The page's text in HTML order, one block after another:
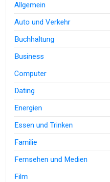
Allgemein
Auto und Verkehr
Buchhaltung
Business
Computer
Dating
Energien
Essen und Trinken
Familie
Fernsehen und Medien
Film